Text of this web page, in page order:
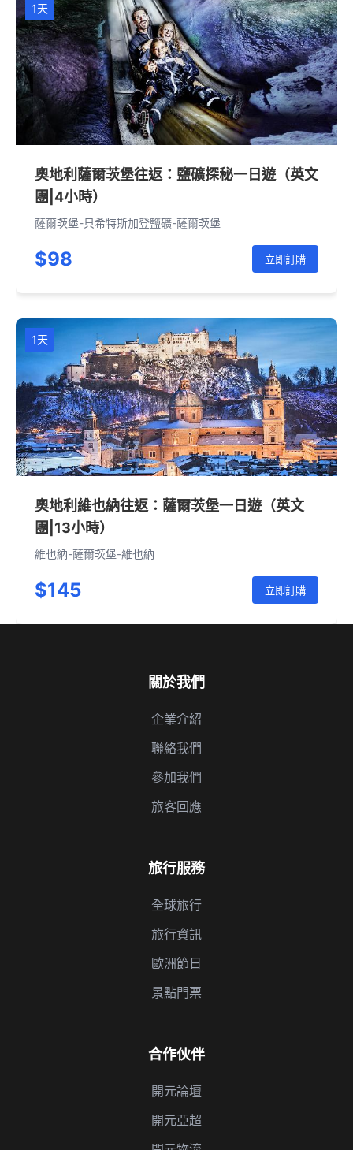
1天
奧地利薩爾茨堡往返：鹽礦探秘一日遊（英文
團|4小時）
薩爾茨堡-貝希特斯加登鹽礦-薩爾茨堡
$98 立即訂購
1天
奧地利維也納往返：薩爾茨堡一日遊（英文
團|13小時）
維也納-薩爾茨堡-維也納
$145 立即訂購
關於我們
企業介紹
聯絡我們
參加我們
旅客回應
旅行服務
全球旅行
旅行資訊
歐洲節日
景點門票
合作伙伴
開元論壇
開元亞超